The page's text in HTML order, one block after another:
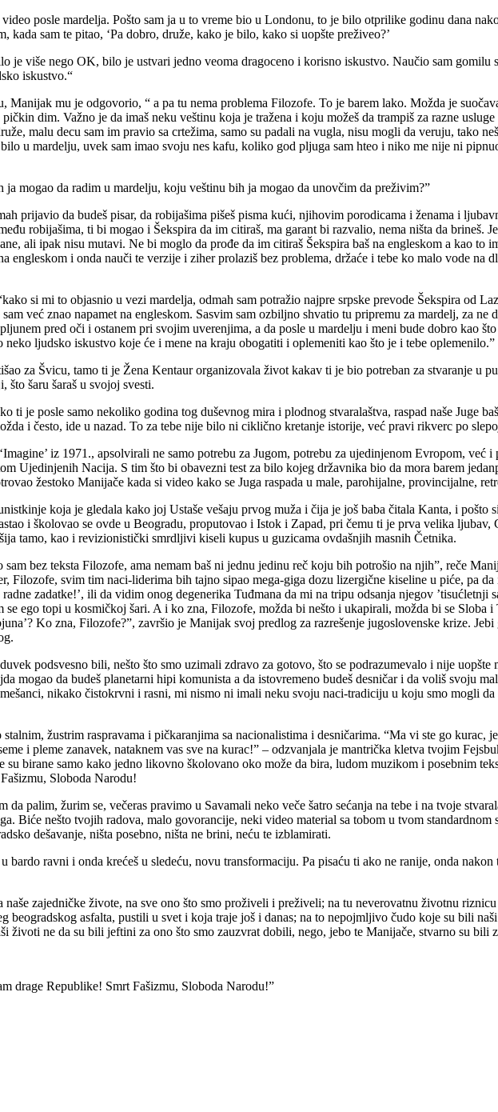
posle mardelja. Pošto sam ja u to vreme bio u Londonu, to je bilo otprilike godinu dana
sam te pitao, ‘Pa dobro, druže, kako je bilo, kako si uopšte preživeo?’
više nego OK, bilo je ustvari jedno veoma dragoceno i korisno iskustvo. Naučio sam gomilu
iskustvo.“
mu je odgovorio, “ a pa tu nema problema Filozofe. To je barem lako. Možda je
dim. Važno je da imaš neku veštinu koja je tražena i koju možeš da trampiš za razne
malu decu sam im pravio sa crtežima, samo su padali na vugla, nisu mogli da veruju, tako
u mardelju, uvek sam imao svoju nes kafu, koliko god pljuga sam hteo i niko me nije ni
mogao da radim u mardelju, koju veštinu bih ja mogao da unovčim da preživim?”
prijavio da budeš pisar, da robijašima pišeš pisma kući, njihovim porodicama i ženama i
robijašima, ti bi mogao i Šekspira da im citiraš, ma garant bi razvalio, nema ništa da brineš.
ali ipak nisu mutavi. Ne bi moglo da prođe da im citiraš Šekspira baš na engleskom a kao to
engleskom i onda nauči te verzije i ziher prolaziš bez problema, držaće i tebe ko malo vode na
si mi to objasnio u vezi mardelja, odmah sam potražio najpre srpske prevode Šekspira od
već znao napamet na engleskom. Sasvim sam ozbiljno shvatio tu pripremu za mardelj, za ne
pred oči i ostanem pri svojim uverenjima, a da posle u mardelju i meni bude dobro kao
ljudsko iskustvo koje će i mene na kraju obogatiti i oplemeniti kao što je i tebe oplemenilo.”
za Švicu, tamo ti je Žena Kentaur organizovala život kakav ti je bio potreban za stvaranje u
što šaru šaraš u svojoj svesti.
ti je posle samo nekoliko godina tog duševnog mira i plodnog stvaralaštva, raspad naše Juge
i često, ide u nazad. To za tebe nije bilo ni ciklično kretanje istorije, već pravi rikverc po
iz 1971., apsolvirali ne samo potrebu za Jugom, potrebu za ujedinjenom Evropom, već
Ujedinjenih Nacija. S tim što bi obavezni test za bilo kojeg državnika bio da mora barem
žestoko Manijače kada si video kako se Juga raspada u male, parohijalne, provincijalne,
koja je gledala kako joj Ustaše vešaju prvog muža i čija je još baba čitala Kanta, i pošto
i školovao se ovde u Beogradu, proputovao i Istok i Zapad, pri čemu ti je prva velika ljubav,
tamo, kao i revizionistički smrdljivi kiseli kupus u guzicama ovdašnjih masnih Četnika.
bez teksta Filozofe, ama nemam baš ni jednu jedinu reč koju bih potrošio na njih”, reče
Filozofe, svim tim naci-liderima bih tajno sipao mega-giga dozu lizergične kiseline u piće, pa
zadatke!’, ili da vidim onog degenerika Tuđmana da mi na tripu odsanja njegov ’tisućletnji
se ego topi u kosmičkoj šari. A i ko zna, Filozofe, možda bi nešto i ukapirali, možda bi se
Ko zna, Filozofe?”, završio je Manijak svoj predlog za razrešenje jugoslovenske krize.
podsvesno bili, nešto što smo uzimali zdravo za gotovo, što se podrazumevalo i nije uopšte
mogao da budeš planetarni hipi komunista a da istovremeno budeš desničar i da voliš svoju
nikako čistokrvni i rasni, mi nismo ni imali neku svoju naci-tradiciju u koju smo mogli da
žustrim raspravama i pičkaranjima sa nacionalistima i desničarima. “Ma vi ste go kurac,
i pleme zanavek, nataknem vas sve na kurac!” – odzvanjala je mantrička kletva tvojim
birane samo kako jedno likovno školovano oko može da bira, ludom muzikom i posebnim
Sloboda Narodu!
palim, žurim se, večeras pravimo u Savamali neko veče šatro sećanja na tebe i na tvoje
Biće nešto tvojih radova, malo govorancije, neki video material sa tobom u tvom
dešavanje, ništa posebno, ništa ne brini, neću te izblamirati.
bardo ravni i onda krećeš u sledeću, novu transformaciju. Pa pisaću ti ako ne ranije, onda
naše zajedničke živote, na sve ono što smo proživeli i preživeli; na tu neverovatnu životnu
asfalta, pustili u svet i koja traje još i danas; na to nepojmljivo čudo koje su bili
životi ne da su bili jeftini za ono što smo zauzvrat dobili, nego, jebo te Manijače, stvarno su bili
drage Republike! Smrt Fašizmu, Sloboda Narodu!”